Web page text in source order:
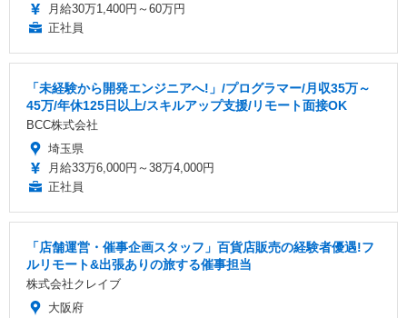
月給30万1,400円～60万円
正社員
「未経験から開発エンジニアへ!」/プログラマー/月収35万～
45万/年休125日以上/スキルアップ支援/リモート面接OK
BCC株式会社
埼玉県
月給33万6,000円～38万4,000円
正社員
「店舗運営・催事企画スタッフ」百貨店販売の経験者優遇!フ
ルリモート&出張ありの旅する催事担当
株式会社クレイブ
大阪府